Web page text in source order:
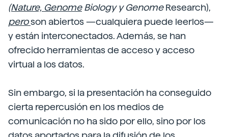
(Nature, GenomeBiology y GenomeResearch),
peroson abiertos —cualquiera puede leerlos—
y están interconectados. Además, se han
ofrecido herramientas de acceso y acceso
virtual a los datos.
Sin embargo, si la presentación ha conseguido
cierta repercusión en los medios de
comunicación no ha sido por ello, sino por los